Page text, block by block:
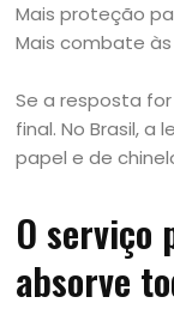
Mais proteção
Mais combate
Se a resposta
final. No Brasil,
papel e de
O serviço
absorve